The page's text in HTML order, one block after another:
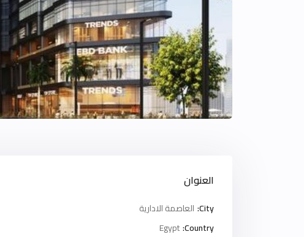
العنوان
City: العاصمة الادارية
Country:
Egypt